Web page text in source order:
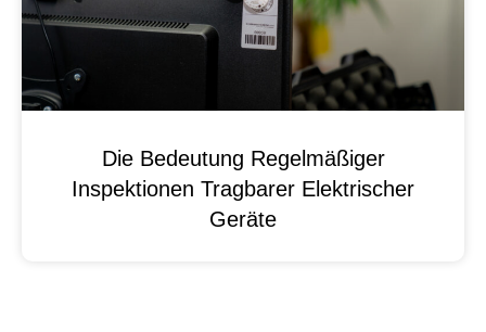
Die Bedeutung Regelmäßiger
Inspektionen Tragbarer Elektrischer
Geräte